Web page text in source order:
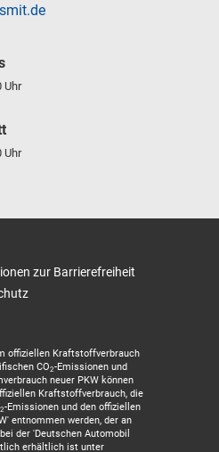
Uhr
Uhr
zur Barrierefreiheit
offiziellen Kraftstoffverbrauch
CO2-Emissionen und
neuer PKW können
Kraftstoffverbrauch, die
2-Emissionen und den offiziellen
entnommen werden, der an
der 'Deutschen Automobil
erhältlich ist unter